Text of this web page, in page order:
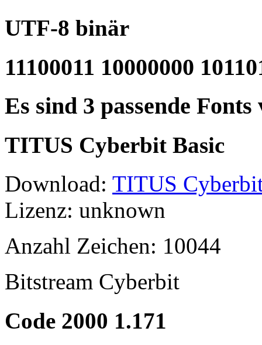
UTF-8 binär
11100011 10000000
Es sind 3 passende
TITUS Cyberbit Basic
Download: TITUS
Lizenz: unknown
Anzahl Zeichen: 10044
Bitstream Cyberbit
Code 2000 1.171